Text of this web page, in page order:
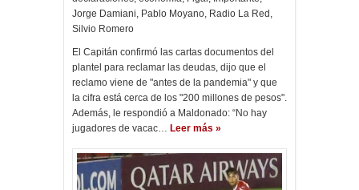
Jorge Damiani, Pablo Moyano, Radio La Red ,
Silvio Romero
El Capitán confirmó las cartas documentos del
plantel para reclamar las deudas, dijo que el
reclamo viene de "antes de la pandemia" y que
la cifra está cerca de los "200 millones de pesos".
Además, le respondió a Maldonado: “No hay
jugadores de vacac… Leer más »